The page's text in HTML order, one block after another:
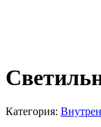
Категория: